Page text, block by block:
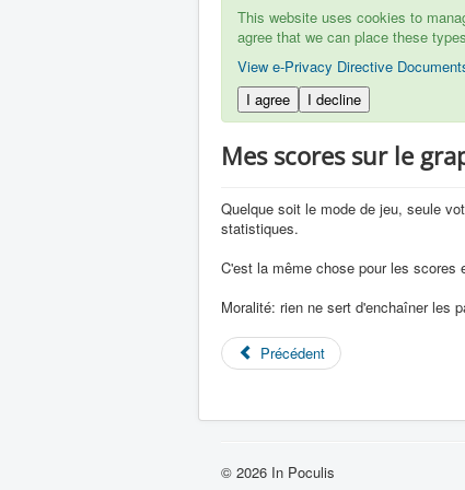
This website uses cookies to
agree that we can place these
View e-Privacy Directive
I agree
I decline
Mes scores sur le
Quelque soit le mode de jeu, seule
statistiques.
C'est la même chose pour les scores
Moralité: rien ne sert d'enchaîner les
Précédent
© 2026 In Poculis